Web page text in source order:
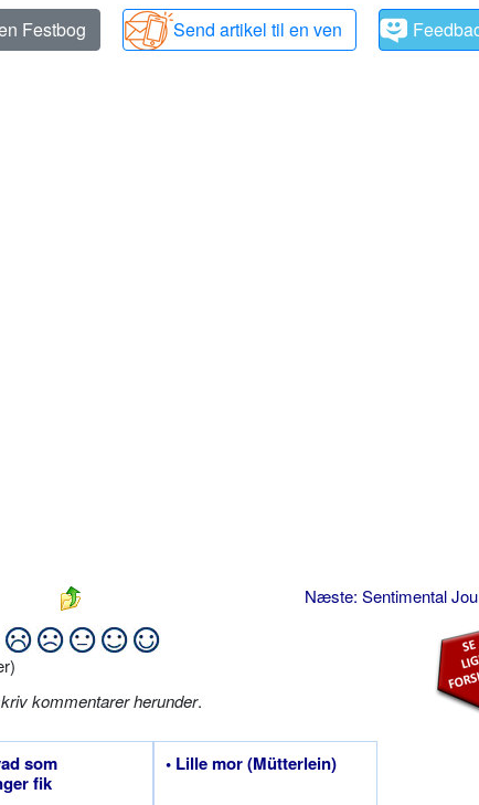
Festbog Send artikel til en ven
Næste: Sentimental
kommentarer herunder.
som
fik
• Lille mor (Mütterlein)